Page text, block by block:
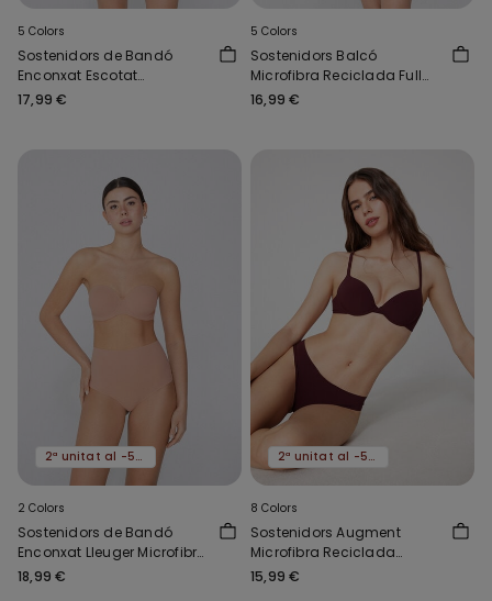
5 Colors
Sostenidors de Bandó
Enconxat Escotat
Microfibra Reciclada
17,99 €
5 Colors
Sostenidors Balcó
Microfibra Reciclada Full
Coverage Prague
16,99 €
2ª unitat al -50%
2 Colors
Sostenidors de Bandó
Enconxat Lleuger Microfibra
Reciclada Full Coverage
18,99 €
2ª unitat al -50%
8 Colors
Sostenidors Augment
Microfibra Reciclada
Athens
15,99 €